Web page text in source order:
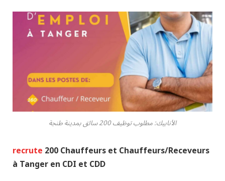
الأنابيك: مطلوب توظيف 200 سائق بمدينة طنجة
200 Chauffeurs et Chauffeurs/Receveurs
à Tanger en CDI et CDD